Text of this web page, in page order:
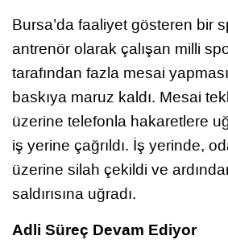
Bursa’da faaliyet gösteren bir
antrenör olarak çalışan milli
tarafından fazla mesai
baskıya maruz kaldı. Mesai
üzerine telefonla hakaretlere
iş yerine çağrıldı. İş yerinde,
üzerine silah çekildi ve
saldırısına uğradı.
Adli Süreç Devam Ediyor